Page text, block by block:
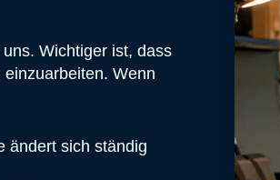
Wichtiger ist, dass
Wenn
ändert sich ständig